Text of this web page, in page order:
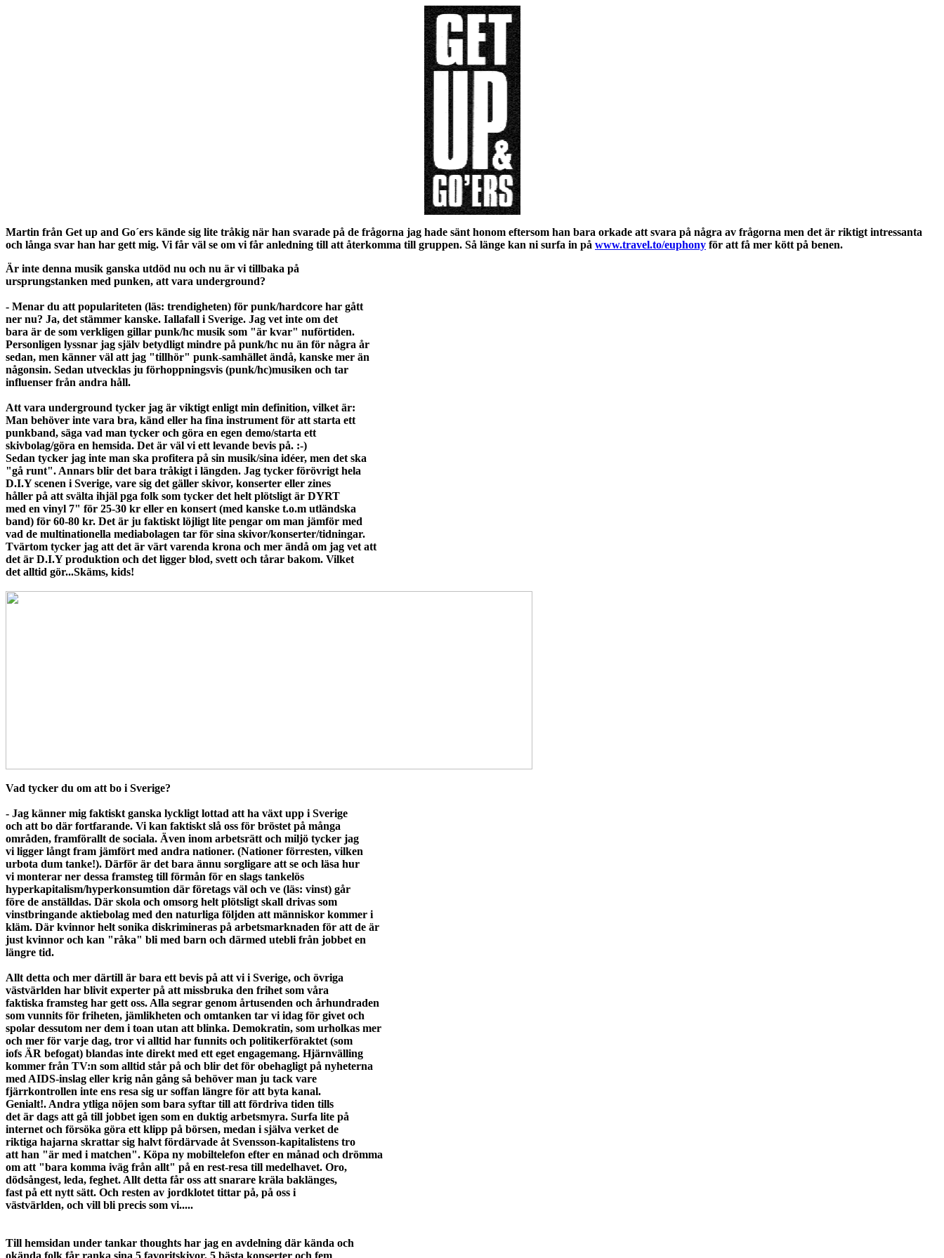
Martin från Get up and Go´ers kände sig lite tråkig när han svarade på de frågorna jag hade sänt honom eftersom han bara orkade att svara på några av frågorna men det är riktigt intressanta
och långa svar han har gett mig. Vi får väl se om vi får anledning till att återkomma till gruppen. Så länge kan ni surfa in på www.travel.to/euphony för att få mer kött på benen.
Är inte denna musik ganska utdöd nu och nu är vi tillbaka på
ursprungstanken med punken, att vara underground?
- Menar du att populariteten (läs: trendigheten) för punk/hardcore har gått
ner nu? Ja, det stämmer kanske. Iallafall i Sverige. Jag vet inte om det
bara är de som verkligen gillar punk/hc musik som "är kvar" nuförtiden.
Personligen lyssnar jag själv betydligt mindre på punk/hc nu än för några år
sedan, men känner väl att jag "tillhör" punk-samhället ändå, kanske mer än
någonsin. Sedan utvecklas ju förhoppningsvis (punk/hc)musiken och tar
influenser från andra håll.
Att vara underground tycker jag är viktigt enligt min definition, vilket är:
Man behöver inte vara bra, känd eller ha fina instrument för att starta ett
punkband, säga vad man tycker och göra en egen demo/starta ett
skivbolag/göra en hemsida. Det är väl vi ett levande bevis på. :-)
Sedan tycker jag inte man ska profitera på sin musik/sina idéer, men det ska
"gå runt". Annars blir det bara tråkigt i längden. Jag tycker förövrigt hela
D.I.Y scenen i Sverige, vare sig det gäller skivor, konserter eller zines
håller på att svälta ihjäl pga folk som tycker det helt plötsligt är DYRT
med en vinyl 7" för 25-30 kr eller en konsert (med kanske t.o.m utländska
band) för 60-80 kr. Det är ju faktiskt löjligt lite pengar om man jämför med
vad de multinationella mediabolagen tar för sina skivor/konserter/tidningar.
Tvärtom tycker jag att det är värt varenda krona och mer ändå om jag vet att
det är D.I.Y produktion och det ligger blod, svett och tårar bakom. Vilket
det alltid gör...Skäms, kids!
Vad tycker du om att bo i Sverige?
- Jag känner mig faktiskt ganska lyckligt lottad att ha växt upp i Sverige
och att bo där fortfarande. Vi kan faktiskt slå oss för bröstet på många
områden, framförallt de sociala. Även inom arbetsrätt och miljö tycker jag
vi ligger långt fram jämfört med andra nationer. (Nationer förresten, vilken
urbota dum tanke!). Därför är det bara ännu sorgligare att se och läsa hur
vi monterar ner dessa framsteg till förmån för en slags tankelös
hyperkapitalism/hyperkonsumtion där företags väl och ve (läs: vinst) går
före de anställdas. Där skola och omsorg helt plötsligt skall drivas som
vinstbringande aktiebolag med den naturliga följden att människor kommer i
kläm. Där kvinnor helt sonika diskrimineras på arbetsmarknaden för att de är
just kvinnor och kan "råka" bli med barn och därmed utebli från jobbet en
längre tid.
Allt detta och mer därtill är bara ett bevis på att vi i Sverige, och övriga
västvärlden har blivit experter på att missbruka den frihet som våra
faktiska framsteg har gett oss. Alla segrar genom årtusenden och århundraden
som vunnits för friheten, jämlikheten och omtanken tar vi idag för givet och
spolar dessutom ner dem i toan utan att blinka. Demokratin, som urholkas mer
och mer för varje dag, tror vi alltid har funnits och politikerföraktet (som
iofs ÄR befogat) blandas inte direkt med ett eget engagemang. Hjärnvälling
kommer från TV:n som alltid står på och blir det för obehagligt på nyheterna
med AIDS-inslag eller krig nån gång så behöver man ju tack vare
fjärrkontrollen inte ens resa sig ur soffan längre för att byta kanal.
Genialt!. Andra ytliga nöjen som bara syftar till att fördriva tiden tills
det är dags att gå till jobbet igen som en duktig arbetsmyra. Surfa lite på
internet och försöka göra ett klipp på börsen, medan i själva verket de
riktiga hajarna skrattar sig halvt fördärvade åt Svensson-kapitalistens tro
att han "är med i matchen". Köpa ny mobiltelefon efter en månad och drömma
om att "bara komma iväg från allt" på en rest-resa till medelhavet. Oro,
dödsångest, leda, feghet. Allt detta får oss att snarare kräla baklänges,
fast på ett nytt sätt. Och resten av jordklotet tittar på, på oss i
västvärlden, och vill bli precis som vi.....
Till hemsidan under tankar thoughts har jag en avdelning där kända och
okända folk får ranka sina 5 favoritskivor, 5 bästa konserter och fem